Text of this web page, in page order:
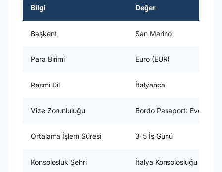
Bilgi Değer
Başkent San Marino
Para Birimi Euro (EUR)
Resmi Dil İtalyanca
Vize Zorunluluğu Bordo Pasaport: Evet /
Ortalama İşlem Süresi 3-5 İş Günü
Konsolosluk Şehri İtalya Konsolosluğu